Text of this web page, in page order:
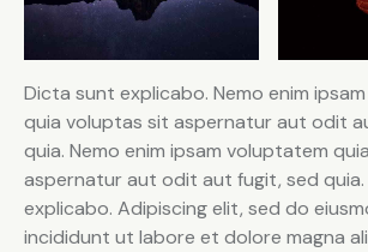
Dicta sunt explicabo. Nemo enim
quia voluptas sit aspernatur aut odit
quia. Nemo enim ipsam voluptatem
aspernatur aut odit aut fugit, sed
explicabo. Adipiscing elit, sed do
incididunt ut labore et dolore magna